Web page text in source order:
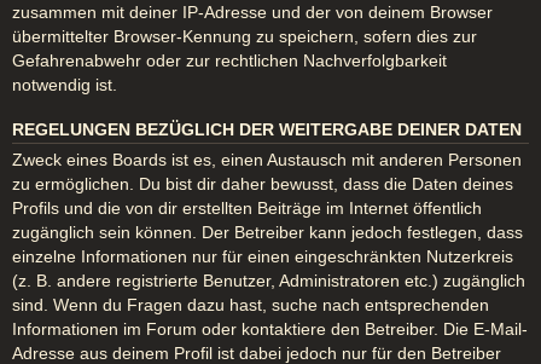
zusammen mit deiner IP-Adresse und der von deinem Browser
übermittelter Browser-Kennung zu speichern, sofern dies zur
Gefahrenabwehr oder zur rechtlichen Nachverfolgbarkeit
notwendig ist.
REGELUNGEN BEZÜGLICH DER WEITERGABE DEINER DATEN
Zweck eines Boards ist es, einen Austausch mit anderen Personen
zu ermöglichen. Du bist dir daher bewusst, dass die Daten deines
Profils und die von dir erstellten Beiträge im Internet öffentlich
zugänglich sein können. Der Betreiber kann jedoch festlegen, dass
einzelne Informationen nur für einen eingeschränkten Nutzerkreis
(z. B. andere registrierte Benutzer, Administratoren etc.) zugänglich
sind. Wenn du Fragen dazu hast, suche nach entsprechenden
Informationen im Forum oder kontaktiere den Betreiber. Die E-Mail-
Adresse aus deinem Profil ist dabei jedoch nur für den Betreiber